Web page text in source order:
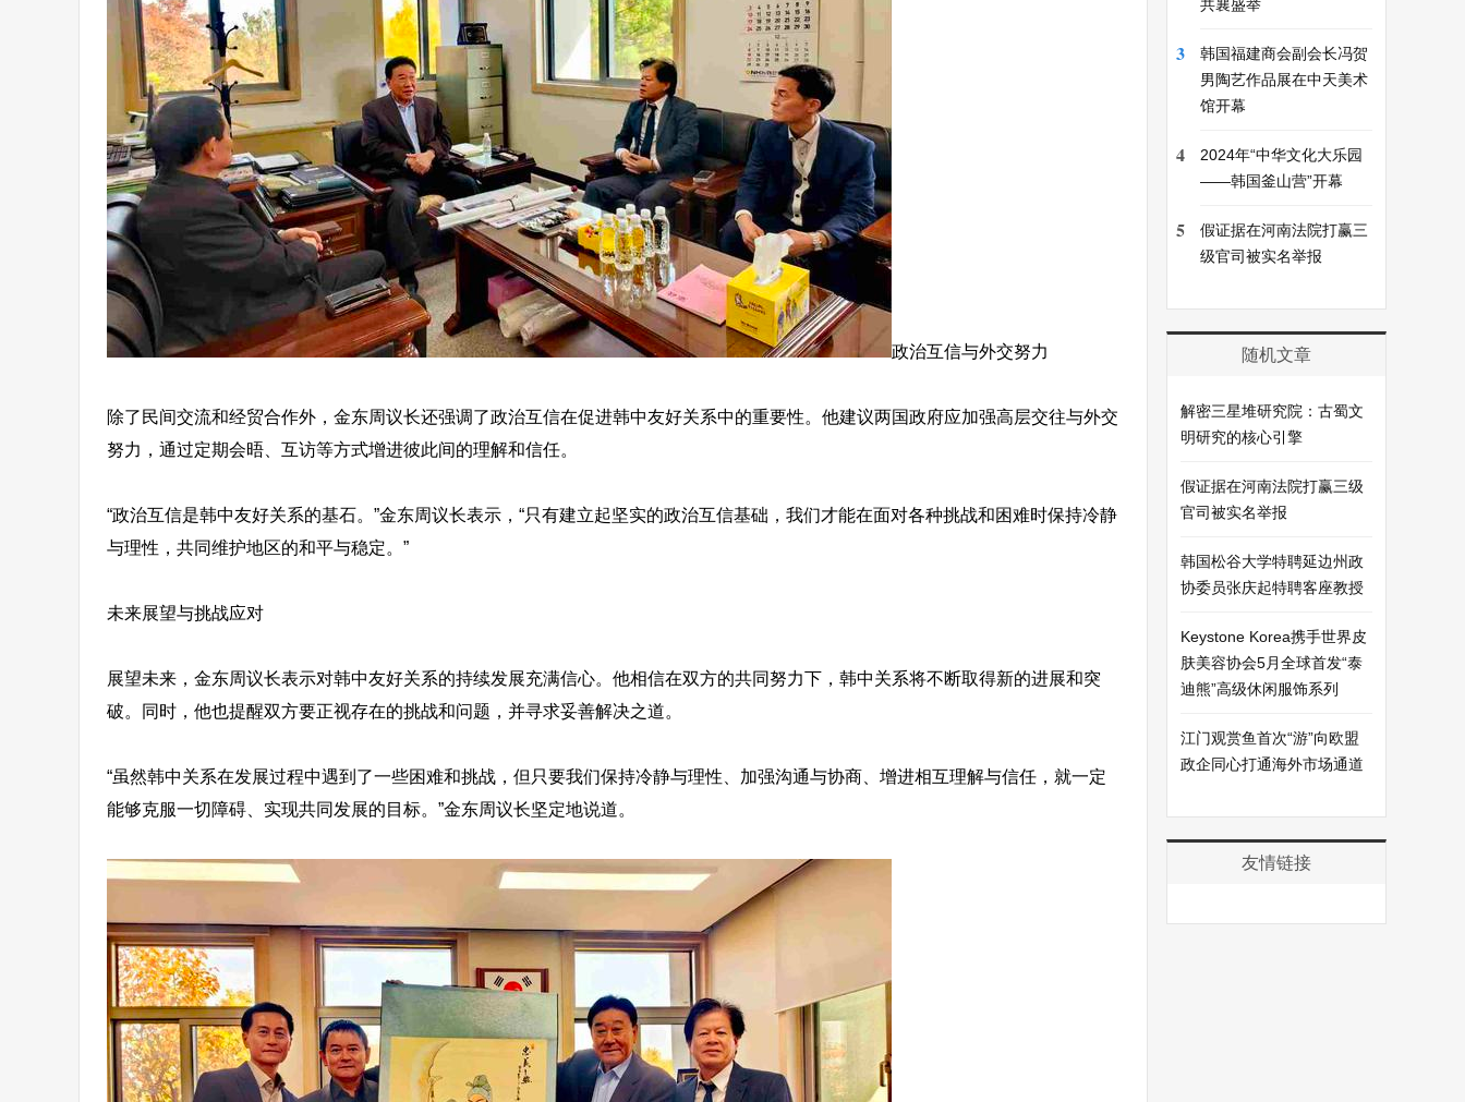
政治互信与外交努力
除了民间交流和经贸合作外，金东周议长还强调了政治互信在促进韩中友好关系中的重要性。他建议两国政府应加强高层交往与外交
努力，通过定期会晤、互访等方式增进彼此间的理解和信任。
“政治互信是韩中友好关系的基石。”金东周议长表示，“只有建立起坚实的政治互信基础，我们才能在面对各种挑战和困难时保持冷静
与理性，共同维护地区的和平与稳定。”
未来展望与挑战应对
展望未来，金东周议长表示对韩中友好关系的持续发展充满信心。他相信在双方的共同努力下，韩中关系将不断取得新的进展和突
破。同时，他也提醒双方要正视存在的挑战和问题，并寻求妥善解决之道。
“虽然韩中关系在发展过程中遇到了一些困难和挑战，但只要我们保持冷静与理性、加强沟通与协商、增进相互理解与信任，就一定
能够克服一切障碍、实现共同发展的目标。”金东周议长坚定地说道。
共襄盛举
3
韩国福建商会副会长冯贺
男陶艺作品展在中天美术
馆开幕
4
2024年“中华文化大乐园
——韩国釜山营”开幕
5
假证据在河南法院打赢三
级官司被实名举报
随机文章
解密三星堆研究院：古蜀文
明研究的核心引擎
假证据在河南法院打赢三级
官司被实名举报
韩国松谷大学特聘延边州政
协委员张庆起特聘客座教授
Keystone Korea携手世界皮
肤美容协会5月全球首发“泰
迪熊”高级休闲服饰系列
江门观赏鱼首次“游”向欧盟
政企同心打通海外市场通道
友情链接